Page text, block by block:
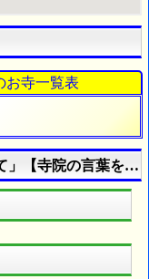
お寺一覧表
」【寺院の言葉を理